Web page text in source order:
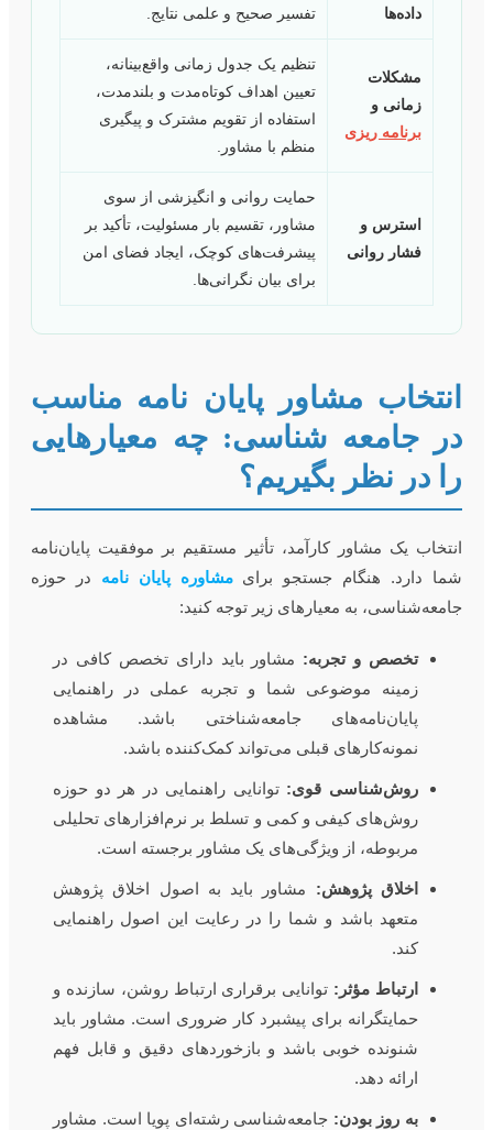
داده‌ها تفسیر صحیح و علمی نتایج.
مشکلات
زمانی و
برنامه ریزی
تنظیم یک جدول زمانی واقع‌بینانه،
تعیین اهداف کوتاه‌مدت و بلندمدت،
استفاده از تقویم مشترک و پیگیری
منظم با مشاور.
استرس و
فشار روانی
حمایت روانی و انگیزشی از سوی
مشاور، تقسیم بار مسئولیت، تأکید بر
پیشرفت‌های کوچک، ایجاد فضای امن
برای بیان نگرانی‌ها.
مشاور پایان نامه مناسب
جامعه شناسی: چه معیارهایی
در نظر بگیریم؟
یک مشاور کارآمد، تأثیر مستقیم بر موفقیت پایان‌نامه
دارد. هنگام جستجو برایمشاوره پایان نامه در حوزه
به معیارهای زیر توجه کنید:
تخصص و تجربه:مشاور باید دارای تخصص کافی در
زمینه موضوعی شما و تجربه عملی در راهنمایی
پایان‌نامه‌های جامعه‌شناختی باشد. مشاهده
نمونه‌کارهای قبلی می‌تواند کمک‌کننده باشد.
روش‌شناسی قوی: توانایی راهنمایی در هر دو حوزه
روش‌های کیفی و کمی و تسلط بر نرم‌افزارهای تحلیلی
مربوطه، از ویژگی‌های یک مشاور برجسته است.
اخلاق پژوهش:مشاور باید به اصول اخلاق پژوهش
متعهد باشد و شما را در رعایت این اصول راهنمایی
ارتباط مؤثر:توانایی برقراری ارتباط روشن، سازنده و
حمایتگرانه برای پیشبرد کار ضروری است. مشاور باید
شنونده خوبی باشد و بازخوردهای دقیق و قابل فهم
ارائه دهد.
به روز بودن:جامعه‌شناسی رشته‌ای پویا است. مشاور